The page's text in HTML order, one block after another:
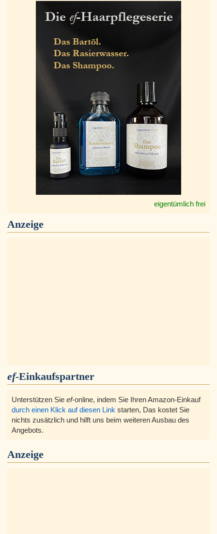
eigentümlich frei
Anzeige
ef-Einkaufspartner
Unterstützen Sie ef-online, indem Sie Ihren Amazon-Einkauf
durch einen Klick auf diesen Link starten, Das kostet Sie
nichts zusätzlich und hilft uns beim weiteren Ausbau des
Angebots.
Anzeige